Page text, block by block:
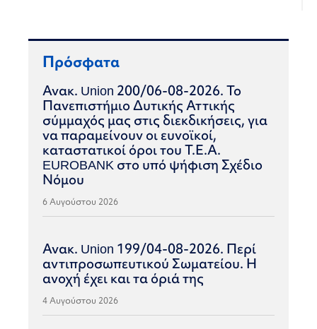
Πρόσφατα
Ανακ. Union 200/06-08-2026. Το
Πανεπιστήμιο Δυτικής Αττικής
σύμμαχός μας στις διεκδικήσεις, για
να παραμείνουν οι ευνοϊκοί,
καταστατικοί όροι του Τ.Ε.Α.
EUROBANK στο υπό ψήφιση Σχέδιο
Νόμου
6 Αυγούστου 2026
Ανακ. Union 199/04-08-2026. Περί
αντιπροσωπευτικού Σωματείου. Η
ανοχή έχει και τα όριά της
4 Αυγούστου 2026